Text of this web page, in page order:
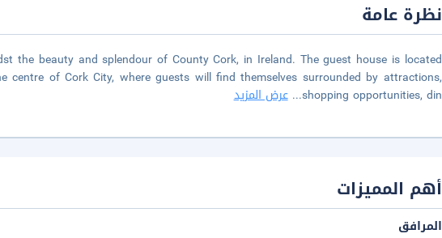
نظرة عامة
the beauty and splendour of County Cork, in Ireland. The guest house is located
of Cork City, where guests will find themselves surrounded by attractions,
shopping opportunities, din
...عرض المزيد
أهم المميزات
المرافق